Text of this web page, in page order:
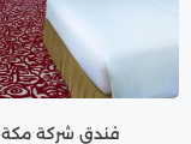
فندق شركة مكة